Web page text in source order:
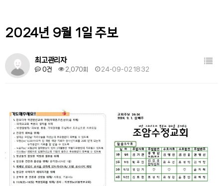
2024년 9월 1일 주보
최고관리자
0건 2,070회 24-09-02 18:32